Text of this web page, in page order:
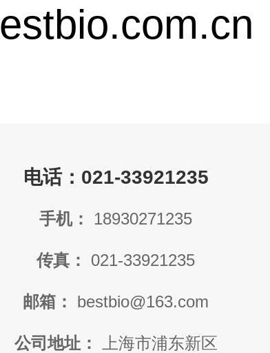
电话：021-33921235
手机： 18930271235
传真： 021-33921235
邮箱： bestbio@163.com
公司地址： 上海市浦东新区